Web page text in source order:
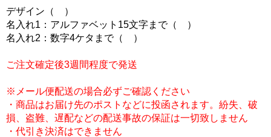
デザイン（ ）
名入れ1：アルファベット15文字まで（ ）
名入れ2：数字4ケタまで（ ）
ご注文確定後3週間程度で発送
※メール便配送の場合必ずご確認ください
・商品はお届け先のポストなどに投函されます。紛失、破
損、盗難、遅配などの配送事故の保証は一切致しません
・代引き決済はできません